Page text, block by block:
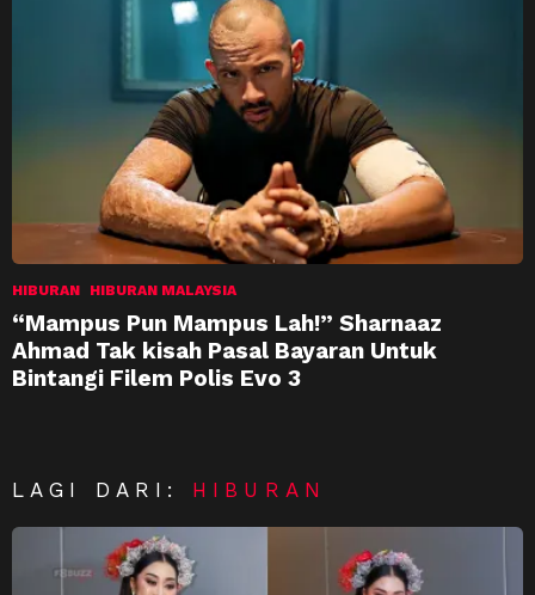
HIBURAN HIBURAN MALAYSIA
“Mampus Pun Mampus Lah!” Sharnaaz
Ahmad Tak kisah Pasal Bayaran Untuk
Bintangi Filem Polis Evo 3
LAGI DARI: HIBURAN